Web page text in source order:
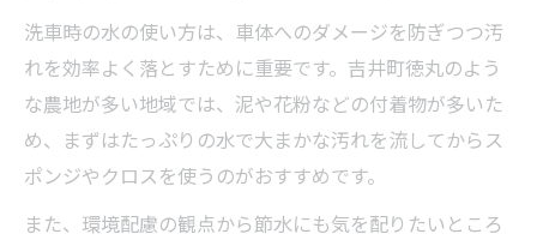
洗車時の水の使い方は、車体へのダメージを防ぎつつ汚
れを効率よく落とすために重要です。吉井町徳丸のよう
な農地が多い地域では、泥や花粉などの付着物が多いた
め、まずはたっぷりの水で大まかな汚れを流してからス
ポンジやクロスを使うのがおすすめです。
また、環境配慮の観点から節水にも気を配りたいところ